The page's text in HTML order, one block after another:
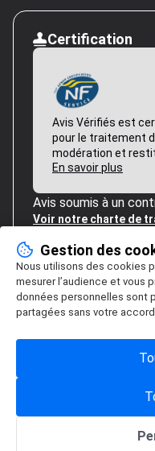
Certification
Avis Vérifiés est
pour le traitement
modération et
En savoir plus
Avis soumis à un
Voir notre charte de
Gestion des
Nous utilisons des cookies
mesurer l’audience et vous
données personnelles sont
partagées sans votre